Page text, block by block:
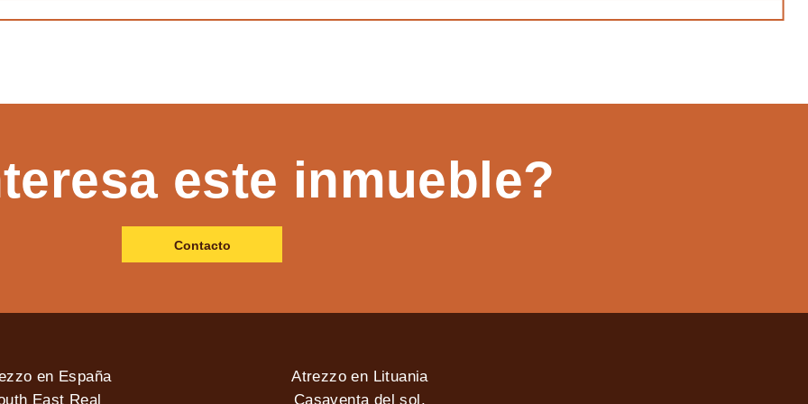
este inmueble?
Contacto
en España
East Real
Atrezzo en Lituania
Casaventa del sol,